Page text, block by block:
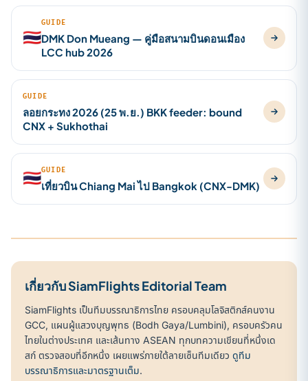
🇹🇭
GUIDE
DMK Don Mueang — คู่มือสนามบินดอนเมือง
LCC hub 2026
GUIDE
ลอยกระทง 2026 (25 พ.ย.) BKK feeder: bound
CNX + Sukhothai
🇹🇭GUIDE
เที่ยวบิน Chiang Mai ไป Bangkok (CNX-DMK)
เกี่ยวกับ SiamFlights Editorial Team
SiamFlights เป็นทีมบรรณาธิการไทย ครอบคลุมโลจิสติกส์คนงาน
GCC, แผนผู้แสวงบุญพุทธ (Bodh Gaya/Lumbini), ครอบครัวคน
ไทยในต่างประเทศ และเส้นทาง ASEAN ทุกบทความเขียนที่หนึ่งเด
สก์ ตรวจสอบที่อีกหนึ่ง เผยแพร่ภายใต้ลายเซ็นทีมเดียว ดูทีม
บรรณาธิการและมาตรฐานเต็ม.